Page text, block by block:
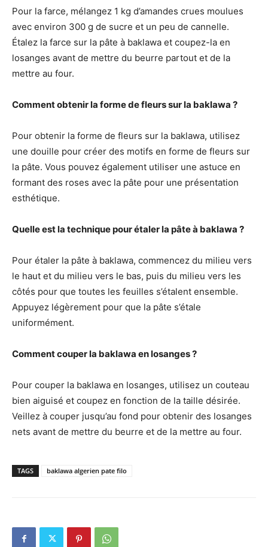
Pour la farce, mélangez 1 kg d’amandes crues moulues
avec environ 300 g de sucre et un peu de cannelle.
Étalez la farce sur la pâte à baklawa et coupez-la en
losanges avant de mettre du beurre partout et de la
mettre au four.
Comment obtenir la forme de fleurs sur la baklawa ?
Pour obtenir la forme de fleurs sur la baklawa, utilisez
une douille pour créer des motifs en forme de fleurs sur
la pâte. Vous pouvez également utiliser une astuce en
formant des roses avec la pâte pour une présentation
esthétique.
Quelle est la technique pour étaler la pâte à baklawa ?
Pour étaler la pâte à baklawa, commencez du milieu vers
le haut et du milieu vers le bas, puis du milieu vers les
côtés pour que toutes les feuilles s’étalent ensemble.
Appuyez légèrement pour que la pâte s’étale
uniformément.
Comment couper la baklawa en losanges ?
Pour couper la baklawa en losanges, utilisez un couteau
bien aiguisé et coupez en fonction de la taille désirée.
Veillez à couper jusqu’au fond pour obtenir des losanges
nets avant de mettre du beurre et de la mettre au four.
TAGS baklawa algerien pate filo